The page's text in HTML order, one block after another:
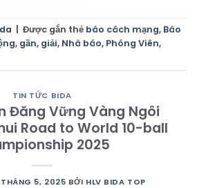
Được gắn thẻ báo cách mạng, Báo
, gần, giải, Nhà báo, Phóng Viên,
TIN TỨC BIDA
Đăng Vững Vàng Ngôi
Road to World 10-ball
2025
5, 2025 BỞI HLV BIDA TOP